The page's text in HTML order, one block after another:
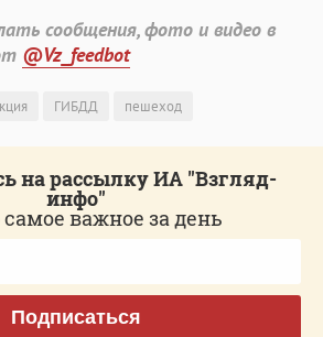
сообщения, фото и видео в
@Vz_feedbot
ГИБДД пешеход
на рассылку ИА "Взгляд-
инфо"
важное за день
Подписаться